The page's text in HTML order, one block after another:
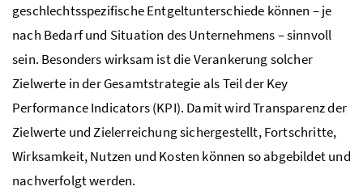
geschlechtsspezifische Entgeltunterschiede können – je
nach Bedarf und Situation des Unternehmens – sinnvoll
sein. Besonders wirksam ist die Verankerung solcher
Zielwerte in der Gesamtstrategie als Teil derKey
Performance Indicators(KPI). Damit wird Transparenz der
Zielwerte und Zielerreichung sichergestellt, Fortschritte,
Wirksamkeit, Nutzen und Kosten können so abgebildet und
nachverfolgt werden.